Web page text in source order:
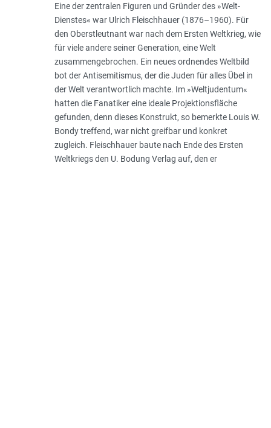
Eine der zentralen Figuren und Gründer des »Welt-
Dienstes« war Ulrich Fleischhauer (1876–1960). Für
den Oberstleutnant war nach dem Ersten Weltkrieg, wie
für viele andere seiner Generation, eine Welt
zusammengebrochen. Ein neues ordnendes Weltbild
bot der Antisemitismus, der die Juden für alles Übel in
der Welt verantwortlich machte. Im »Weltjudentum«
hatten die Fanatiker eine ideale Projektionsfläche
gefunden, denn dieses Konstrukt, so bemerkte Louis W.
Bondy treffend, war nicht greifbar und konkret
zugleich. Fleischhauer baute nach Ende des Ersten
Weltkriegs den U. Bodung Verlag auf, den er